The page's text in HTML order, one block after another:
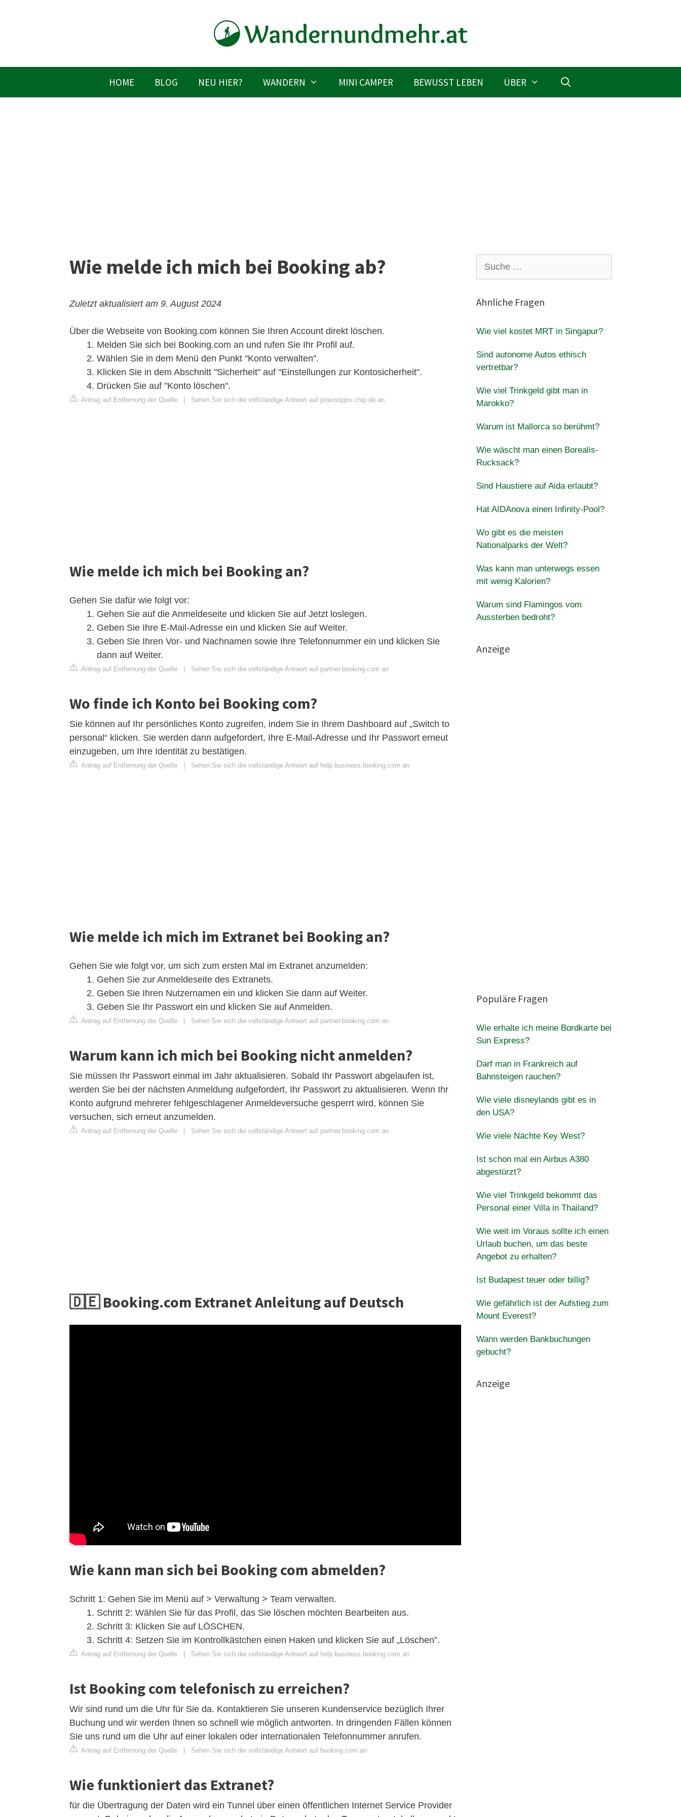
HOME BLOG NEU HIER? WANDERN MINI CAMPER BEWUSST LEBEN ÜBER
Wie melde ich mich bei Booking ab?
Zuletzt aktualisiert am 9. August 2024
Über die Webseite von Booking.com können Sie Ihren Account direkt löschen.
Melden Sie sich bei Booking.com an und rufen Sie Ihr Profil auf.
Wählen Sie in dem Menü den Punkt "Konto verwalten".
Klicken Sie in dem Abschnitt "Sicherheit" auf "Einstellungen zur Kontosicherheit".
Drücken Sie auf "Konto löschen".
Antrag auf Entfernung der Quelle Sehen Sie sich die vollständige Antwort auf praxistipps.chip.de an
Wie melde ich mich bei Booking an?
Gehen Sie dafür wie folgt vor:
Gehen Sie auf die Anmeldeseite und klicken Sie auf Jetzt loslegen.
Geben Sie Ihre E-Mail-Adresse ein und klicken Sie auf Weiter.
Geben Sie Ihren Vor- und Nachnamen sowie Ihre Telefonnummer ein und klicken Sie
dann auf Weiter.
Antrag auf Entfernung der Quelle Sehen Sie sich die vollständige Antwort auf partner.booking.com an
Wo finde ich Konto bei Booking com?
Sie können auf Ihr persönliches Konto zugreifen, indem Sie in Ihrem Dashboard auf „Switch to
personal“ klicken. Sie werden dann aufgefordert, Ihre E-Mail-Adresse und Ihr Passwort erneut
einzugeben, um Ihre Identität zu bestätigen.
Antrag auf Entfernung der Quelle Sehen Sie sich die vollständige Antwort auf help.business.booking.com an
Wie melde ich mich im Extranet bei Booking an?
Gehen Sie wie folgt vor, um sich zum ersten Mal im Extranet anzumelden:
Gehen Sie zur Anmeldeseite des Extranets.
Geben Sie Ihren Nutzernamen ein und klicken Sie dann auf Weiter.
Geben Sie Ihr Passwort ein und klicken Sie auf Anmelden.
Antrag auf Entfernung der Quelle Sehen Sie sich die vollständige Antwort auf partner.booking.com an
Warum kann ich mich bei Booking nicht anmelden?
Sie müssen Ihr Passwort einmal im Jahr aktualisieren. Sobald Ihr Passwort abgelaufen ist,
werden Sie bei der nächsten Anmeldung aufgefordert, Ihr Passwort zu aktualisieren. Wenn Ihr
Konto aufgrund mehrerer fehlgeschlagener Anmeldeversuche gesperrt wird, können Sie
versuchen, sich erneut anzumelden.
Antrag auf Entfernung der Quelle Sehen Sie sich die vollständige Antwort auf partner.booking.com an
🇩🇪 Booking.com Extranet Anleitung auf Deutsch
Wie kann man sich bei Booking com abmelden?
Schritt 1: Gehen Sie im Menü auf > Verwaltung > Team verwalten.
Schritt 2: Wählen Sie für das Profil, das Sie löschen möchten Bearbeiten aus.
Schritt 3: Klicken Sie auf LÖSCHEN.
Schritt 4: Setzen Sie im Kontrollkästchen einen Haken und klicken Sie auf „Löschen”.
Antrag auf Entfernung der Quelle | Sehen Sie sich die vollständige Antwort auf help.business.booking.com an
Ist Booking com telefonisch zu erreichen?
Wir sind rund um die Uhr für Sie da. Kontaktieren Sie unseren Kundenservice bezüglich Ihrer
Buchung und wir werden Ihnen so schnell wie möglich antworten. In dringenden Fällen können
Sie uns rund um die Uhr auf einer lokalen oder internationalen Telefonnummer anrufen.
Antrag auf Entfernung der Quelle | Sehen Sie sich die vollständige Antwort auf booking.com an
Wie funktioniert das Extranet?
für die Übertragung der Daten wird ein Tunnel über einen öffentlichen Internet Service Provider
nach:
Ähnliche Fragen
Wie viel kostet MRT in Singapur?
Sind autonome Autos ethisch
vertretbar?
Wie viel Trinkgeld gibt man in
Marokko?
Warum ist Mallorca so berühmt?
Wie wäscht man einen Borealis-
Rucksack?
Sind Haustiere auf Aida erlaubt?
Hat AIDAnova einen Infinity-Pool?
Wo gibt es die meisten
Nationalparks der Welt?
Was kann man unterwegs essen
mit wenig Kalorien?
Warum sind Flamingos vom
Aussterben bedroht?
Anzeige
Populäre Fragen
Wie erhalte ich meine Bordkarte bei
Sun Express?
Darf man in Frankreich auf
Bahnsteigen rauchen?
Wie viele disneylands gibt es in
den USA?
Wie viele Nächte Key West?
Ist schon mal ein Airbus A380
abgestürzt?
Wie viel Trinkgeld bekommt das
Personal einer Villa in Thailand?
Wie weit im Voraus sollte ich einen
Urlaub buchen, um das beste
Angebot zu erhalten?
Ist Budapest teuer oder billig?
Wie gefährlich ist der Aufstieg zum
Mount Everest?
Wann werden Bankbuchungen
gebucht?
Anzeige